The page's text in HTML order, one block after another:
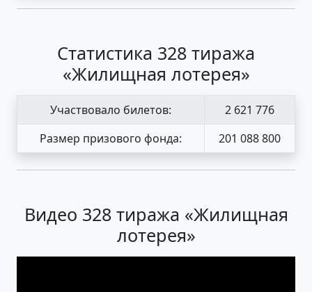
Статистика 328 тиража
«Жилищная лотерея»
Участвовало билетов:
2 621 776
Размер призового фонда:
201 088 800
Видео 328 тиража «Жилищная
лотерея»